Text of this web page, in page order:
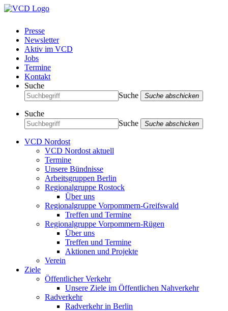
Presse
Newsletter
Aktiv im VCD
Jobs
Termine
Kontakt
Suche
Suche
Suche abschicken
Suche
Suche
Suche abschicken
VCD Nordost
VCD Nordost aktuell
Termine
Unsere Bündnisse
Arbeitsgruppen Berlin
Regionalgruppe Rostock
Über uns
Regionalgruppe Vorpommern-Greifswald
Treffen und Termine
Regionalgruppe Vorpommern-Rügen
Über uns
Treffen und Termine
Aktionen und Projekte
Verein
Ziele
Öffentlicher Verkehr
Unsere Ziele im Öffentlichen Nahverkehr
Radverkehr
Radverkehr in Berlin